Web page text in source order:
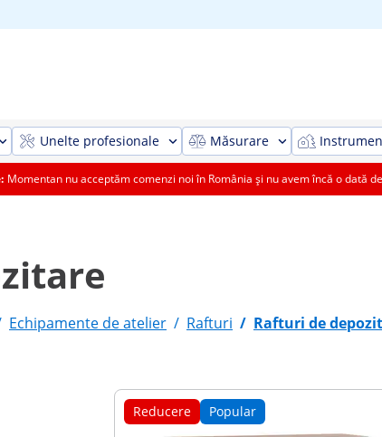
Unelte profesionale Măsurare
Momentan nu acceptăm comenzi noi în România și nu avem încă o dată
Echipamente de atelier / Rafturi / Rafturi de
Reducere Popular